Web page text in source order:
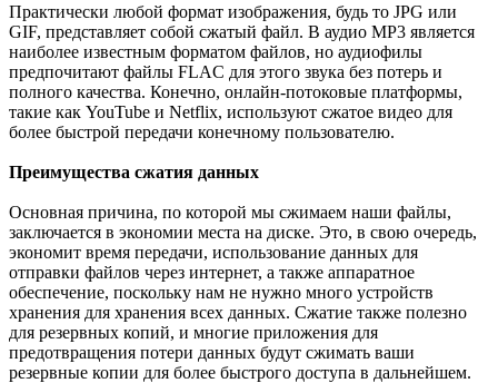
Практически любой формат изображения, будь то JPG или
GIF, представляет собой сжатый файл. В аудио MP3 является
наиболее известным форматом файлов, но аудиофилы
предпочитают файлы FLAC для этого звука без потерь и
полного качества. Конечно, онлайн-потоковые платформы,
такие как YouTube и Netflix, используют сжатое видео для
более быстрой передачи конечному пользователю.
Преимущества сжатия данных
Основная причина, по которой мы сжимаем наши файлы,
заключается в экономии места на диске. Это, в свою очередь,
экономит время передачи, использование данных для
отправки файлов через интернет, а также аппаратное
обеспечение, поскольку нам не нужно много устройств
хранения для хранения всех данных. Сжатие также полезно
для резервных копий, и многие приложения для
предотвращения потери данных будут сжимать ваши
резервные копии для более быстрого доступа в дальнейшем.